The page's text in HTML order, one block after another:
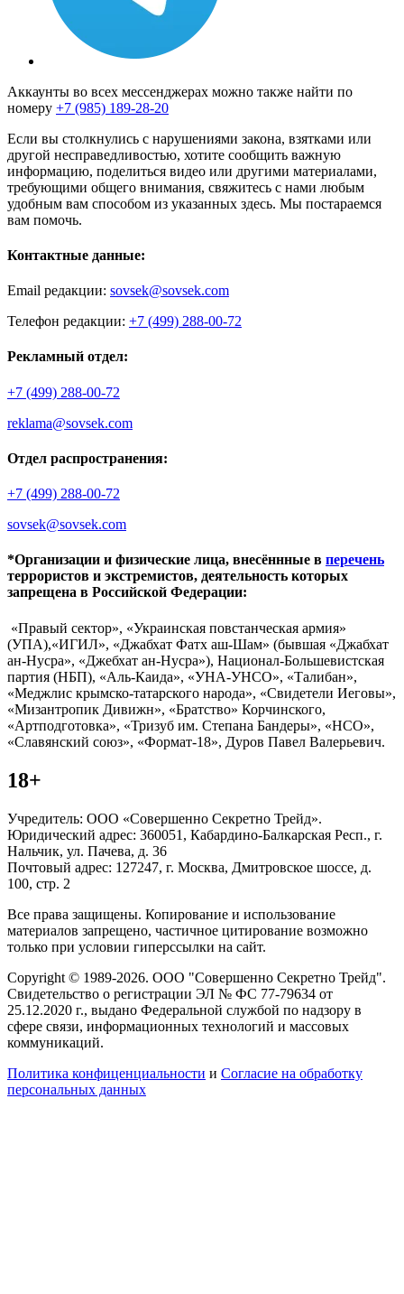
Аккаунты во всех мессенджерах можно также найти по
номеру +7 (985) 189-28-20
Если вы столкнулись с нарушениями закона, взятками или
другой несправедливостью, хотите сообщить важную
информацию, поделиться видео или другими материалами,
требующими общего внимания, свяжитесь с нами любым
удобным вам способом из указанных здесь. Мы постараемся
вам помочь.
Контактные данные:
Email редакции: sovsek@sovsek.com
Телефон редакции: +7 (499) 288-00-72
Рекламный отдел:
+7 (499) 288-00-72
reklama@sovsek.com
Отдел распространения:
+7 (499) 288-00-72
sovsek@sovsek.com
*Организации и физические лица, внесённные в перечень
террористов и экстремистов, деятельность которых
запрещена в Российской Федерации:
«Правый сектор», «Украинская повстанческая армия»
(УПА),«ИГИЛ», «Джабхат Фатх аш-Шам» (бывшая «Джабхат
ан-Нусра», «Джебхат ан-Нусра»), Национал-Большевистская
партия (НБП), «Аль-Каида», «УНА-УНСО», «Талибан»,
«Меджлис крымско-татарского народа», «Свидетели Иеговы»,
«Мизантропик Дивижн», «Братство» Корчинского,
«Артподготовка», «Тризуб им. Степана Бандеры», «НСО»,
«Славянский союз», «Формат-18», Дуров Павел Валерьевич.
18+
Учредитель: ООО «Совершенно Секретно Трейд».
Юридический адрес: 360051, Кабардино-Балкарская Респ., г.
Нальчик, ул. Пачева, д. 36
Почтовый адрес: 127247, г. Москва, Дмитровское шоссе, д.
100, стр. 2
Все права защищены. Копирование и использование
материалов запрещено, частичное цитирование возможно
только при условии гиперссылки на сайт.
Copyright © 1989-2026. ООО "Совершенно Секретно Трейд".
Свидетельство о регистрации ЭЛ № ФС 77-79634 от
25.12.2020 г., выдано Федеральной службой по надзору в
сфере связи, информационных технологий и массовых
коммуникаций.
Политика конфиценциальности и Согласие на обработку
персональных данных